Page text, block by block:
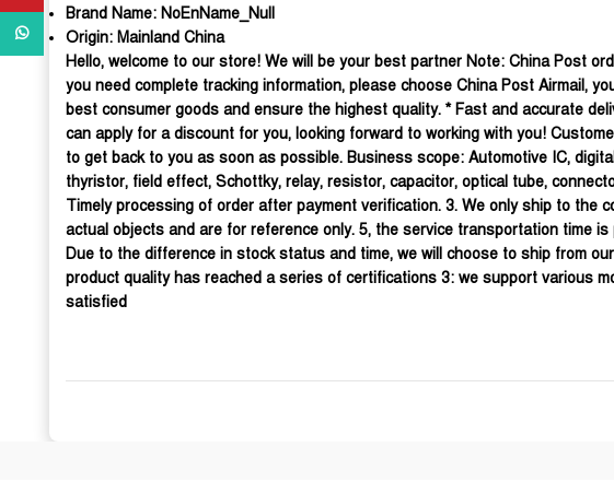
Brand Name: NoEnName_Null
Origin: Mainland China
Hello, welcome to our store! We will be your best partner Note: China Post
you need complete tracking information, please choose China Post Airmail,
best consumer goods and ensure the highest quality. * Fast and accurate
can apply for a discount for you, looking forward to working with you!
to get back to you as soon as possible. Business scope: Automotive IC,
thyristor, field effect, Schottky, relay, resistor, capacitor, optical tube,
Timely processing of order after payment verification. 3. We only ship to the
actual objects and are for reference only. 5, the service transportation time
Due to the difference in stock status and time, we will choose to ship from
product quality has reached a series of certifications 3: we support various
satisfied
WhatsApp